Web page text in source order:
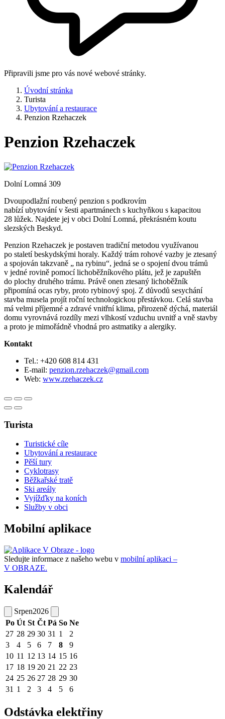
Připravili jsme pro vás nové webové stránky.
Úvodní stránka
Turista
Ubytování a restaurace
Penzion Rzehaczek
Penzion Rzehaczek
Dolní Lomná 309
Dvoupodlažní roubený penzion s podkrovím
nabízí ubytování v šesti apartmánech s kuchyňkou s kapacitou
28 lůžek. Najdete jej v obci Dolní Lomná, překrásném koutu
slezských Beskyd.
Penzion Rzehaczek je postaven tradiční metodou využívanou
po staletí beskydskými horaly. Každý trám rohové vazby je ztesaný
a spojován takzvaně „ na rybinu“, jedná se o spojení dvou trámů
v jedné rovině pomocí lichoběžníkového plátu, jež je zapuštěn
do plochy druhého trámu. Právě onen ztesaný lichoběžník
připomíná ocas ryby, proto rybinový spoj. Z důvodů sesychání
stavba musela projít roční technologickou přestávkou. Celá stavba
má velmi příjemné a zdravé vnitřní klima, přirozeně dýchá, materiál
domu vyrovnává rozdíly mezi vlhkostí vzduchu uvnitř a vně stavby
a proto je mimořádně vhodná pro astmatiky a alergiky.
Kontakt
Tel.: +420 608 814 431
E-mail: penzion.rzehaczek@gmail.com
Web: www.rzehaczek.cz
Turista
Turistické cíle
Ubytování a restaurace
Pěší tury
Cyklotrasy
Běžkařské tratě
Ski areály
Vyjížďky na koních
Služby v obci
Mobilní aplikace
Sledujte informace z našeho webu v mobilní aplikaci –
V OBRAZE.
Kalendář
Srpen2026
Po Út St Čt Pá So Ne
27 28 29 30 31 1
2
3
4 5 6 7 8
9
10 11 12 13 14 15 16
17 18 19 20 21 22 23
24 25 26 27 28 29 30
31 1 2 3 4 5 6
Odstávka elektřiny